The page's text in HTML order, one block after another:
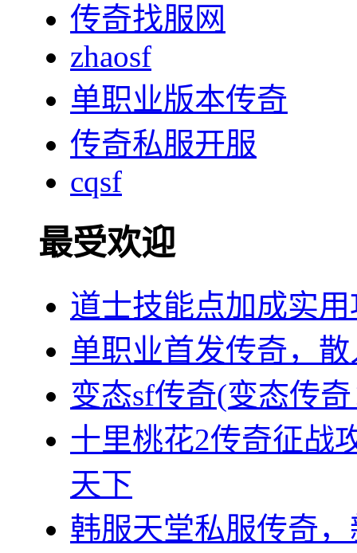
传奇找服网
zhaosf
单职业版本传奇
传奇私服开服
cqsf
最受欢迎
道士技能点加成实
单职业首发传奇，
变态sf传奇(变态传
十里桃花2传奇征战
天下
韩服天堂私服传奇